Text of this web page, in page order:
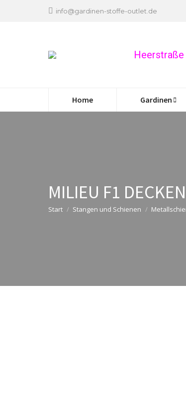
info@gardinen-stoffe-outlet.de
Home Gardinen
MILIEU F1
Start Stangen und Schienen